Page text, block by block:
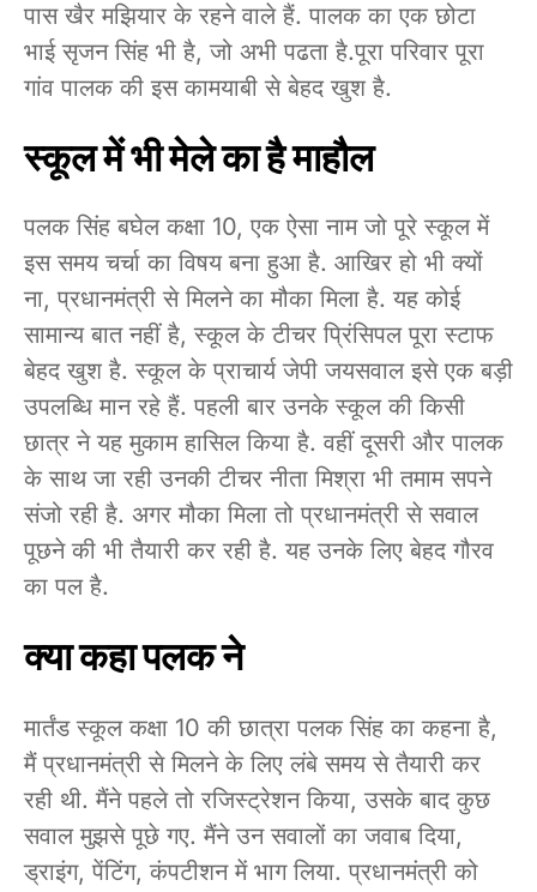
पास खैर मझियार के रहने वाले हैं. पालक का एक छोटा
भाई सृजन सिंह भी है, जो अभी पढता है.पूरा परिवार पूरा
गांव पालक की इस कामयाबी से बेहद खुश है.
स्कूल में भी मेले का है माहौल
पलक सिंह बघेल कक्षा 10, एक ऐसा नाम जो पूरे स्कूल में
इस समय चर्चा का विषय बना हुआ है. आखिर हो भी क्यों
ना, प्रधानमंत्री से मिलने का मौका मिला है. यह कोई
सामान्य बात नहीं है, स्कूल के टीचर प्रिंसिपल पूरा स्टाफ
बेहद खुश है. स्कूल के प्राचार्य जेपी जयसवाल इसे एक बड़ी
उपलब्धि मान रहे हैं. पहली बार उनके स्कूल की किसी
छात्र ने यह मुकाम हासिल किया है. वहीं दूसरी और पालक
के साथ जा रही उनकी टीचर नीता मिश्रा भी तमाम सपने
संजो रही है. अगर मौका मिला तो प्रधानमंत्री से सवाल
पूछने की भी तैयारी कर रही है. यह उनके लिए बेहद गौरव
का पल है.
क्या कहा पलक ने
मार्तंड स्कूल कक्षा 10 की छात्रा पलक सिंह का कहना है,
मैं प्रधानमंत्री से मिलने के लिए लंबे समय से तैयारी कर
रही थी. मैंने पहले तो रजिस्ट्रेशन किया, उसके बाद कुछ
सवाल मुझसे पूछे गए. मैंने उन सवालों का जवाब दिया,
ड्राइंग, पेंटिंग, कंपटीशन में भाग लिया. प्रधानमंत्री को